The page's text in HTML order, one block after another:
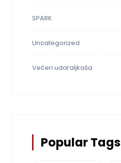
SPARK
Uncategorized
Večeri udaraljkaša
Popular Tags